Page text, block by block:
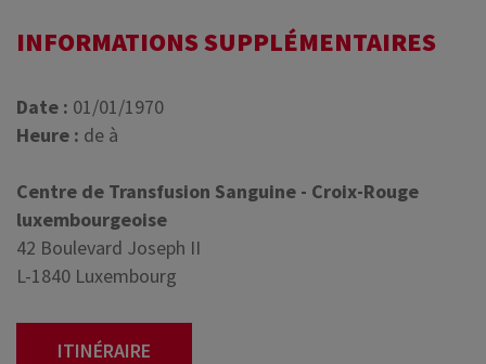
INFORMATIONS SUPPLÉMENTAIRES
Date : 01/01/1970
Heure : de à
Centre de Transfusion Sanguine - Croix-Rouge
luxembourgeoise
42 Boulevard Joseph II
L-1840 Luxembourg
ITINÉRAIRE